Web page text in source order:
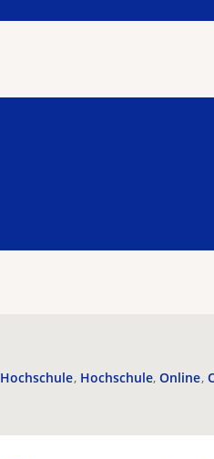
Hochschule Hochschule Online